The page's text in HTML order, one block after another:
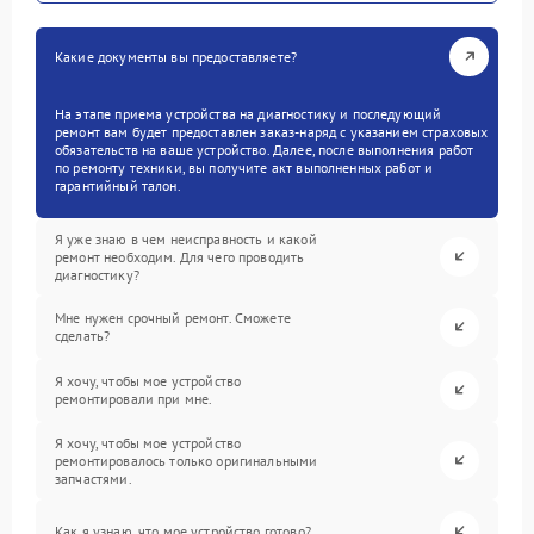
Какие документы вы предоставляете?
На этапе приема устройства на диагностику и последующий
ремонт вам будет предоставлен заказ-наряд с указанием страховых
обязательств на ваше устройство. Далее, после выполнения работ
по ремонту техники, вы получите акт выполненных работ и
гарантийный талон.
Я уже знаю в чем неисправность и какой
ремонт необходим. Для чего проводить
диагностику?
Мне нужен срочный ремонт. Сможете
сделать?
Я хочу, чтобы мое устройство
ремонтировали при мне.
Я хочу, чтобы мое устройство
ремонтировалось только оригинальными
запчастями.